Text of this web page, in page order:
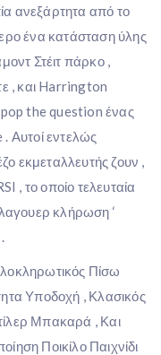
ανεξάρτητα από το
ένα κατάσταση ύλης
Στέιτ πάρκο ,
, και Harrington
the question ένας
Αυτοί εντελώς
εκμεταλλευτής ζουν ,
, το οποίο τελευταία
κλήρωση ‘
Πίσω
Υποδοχή , Κλασικός
Μπακαρά , Και
Ποικίλο Παιχνίδι